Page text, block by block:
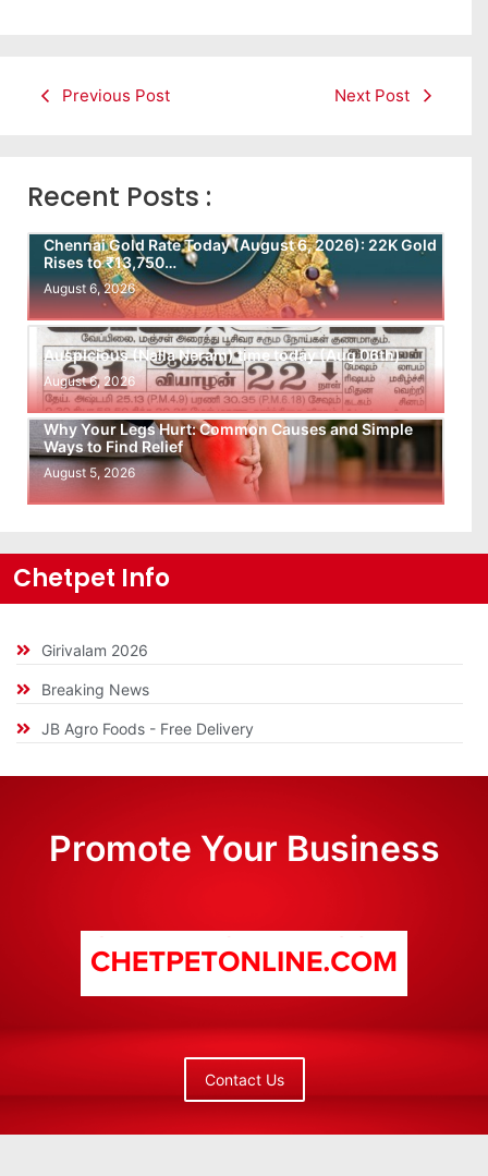
Previous Post Next Post
Recent Posts :
Chennai Gold Rate Today (August 6, 2026): 22K Gold
Rises to ₹13,750…
August 6, 2026
Auspicious (Nalla Neram) time today (Aug 06th)
August 6, 2026
Why Your Legs Hurt: Common Causes and Simple
Ways to Find Relief
August 5, 2026
Chetpet Info
Girivalam 2026
Breaking News
JB Agro Foods - Free Delivery
Promote Your Business
Contact Us